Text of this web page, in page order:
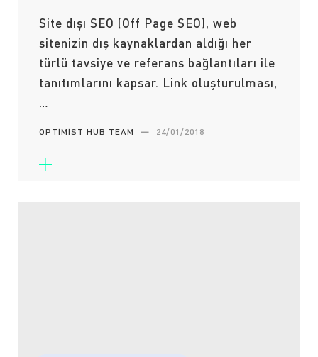
Site dışı SEO (Off Page SEO), web
sitenizin dış kaynaklardan aldığı her
türlü tavsiye ve referans bağlantıları ile
tanıtımlarını kapsar. Link oluşturulması,
…
OPTIMIST HUB TEAM — 24/01/2018